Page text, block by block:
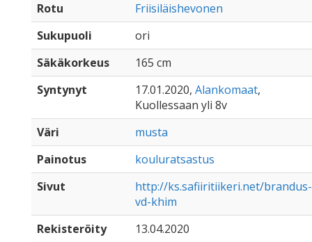
Rotu
Friisiläishevonen
Sukupuoli
ori
Säkäkorkeus
165 cm
Syntynyt
17.01.2020, Alankomaat,
Kuollessaan yli 8v
Väri
musta
Painotus
kouluratsastus
Sivut
http://ks.safiiritiikeri.net/brandus-
vd-khim
Rekisteröity
13.04.2020